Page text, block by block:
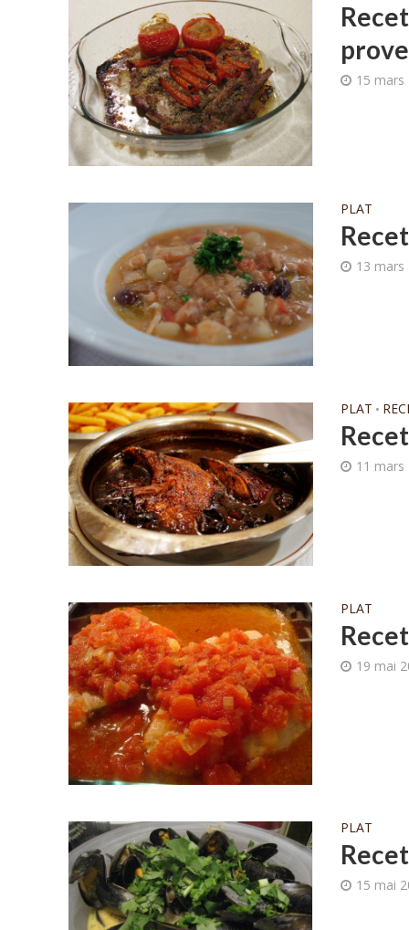
15 mars
PLAT
13 mars
PLAT •
11 mars
PLAT
19 mai
PLAT
15 mai